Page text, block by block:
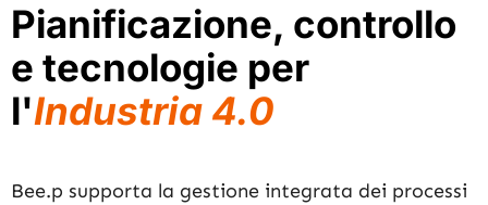
Pianificazione, controllo
e tecnologie per
l'Industria 4.0
Bee.p supporta la gestione integrata dei processi